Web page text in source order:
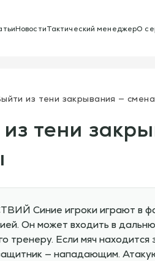
НовостиТактический менеджерО
из тени закрывания —
тени
игроки играют в
Он может входить в
тренеру. Если мяч
— нападающим.